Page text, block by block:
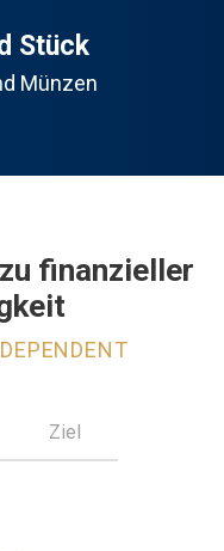
Stück
Münzen
finanzieller
Ziel